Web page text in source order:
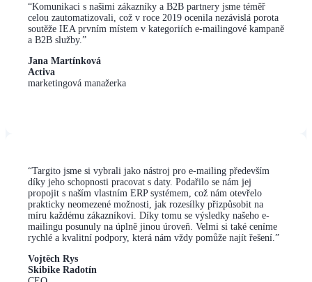
“Komunikaci s našimi zákazníky a B2B partnery jsme téměř
celou zautomatizovali, což v roce 2019 ocenila nezávislá porota
soutěže IEA prvním místem v kategoriích e-mailingové kampaně
a B2B služby.”
Jana Martínková
Activa
marketingová manažerka
“Targito jsme si vybrali jako nástroj pro e-mailing především
díky jeho schopnosti pracovat s daty. Podařilo se nám jej
propojit s naším vlastním ERP systémem, což nám otevřelo
prakticky neomezené možnosti, jak rozesílky přizpůsobit na
míru každému zákazníkovi. Díky tomu se výsledky našeho e-
mailingu posunuly na úplně jinou úroveň. Velmi si také ceníme
rychlé a kvalitní podpory, která nám vždy pomůže najít řešení. ”
Vojtěch Rys
Skibike Radotín